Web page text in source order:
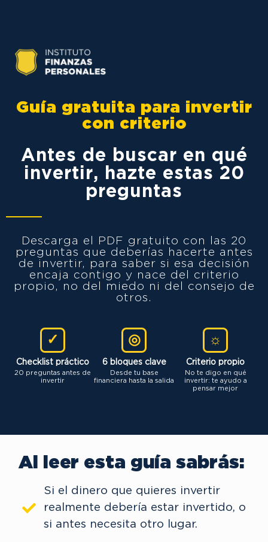
Guía gratuita para invertir
con criterio
Antes de buscar en qué
invertir, hazte estas 20
preguntas
Descarga el PDF gratuito con las 20
preguntas que deberías hacerte antes
de invertir, para saber si esa decisión
encaja contigo y nace del criterio
propio, no del miedo ni del consejo de
otros.
✓
Checklist práctico
20 preguntas antes de
invertir
◎
6 bloques clave
Desde tu base
financiera hasta la salida
☼
Criterio propio
No te digo en qué
invertir: te ayudo a
pensar mejor
Al leer esta guía sabrás:
Si el dinero que quieres invertir
realmente debería estar invertido, o
si antes necesita otro lugar.